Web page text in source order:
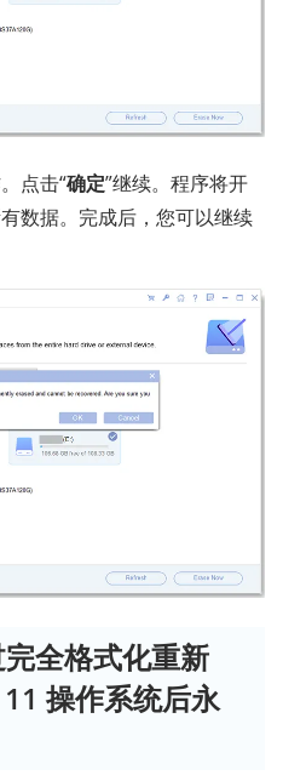
点击“确定”继续。程序将开
数据。完成后，您可以继续
全格式化重新
操作系统后永